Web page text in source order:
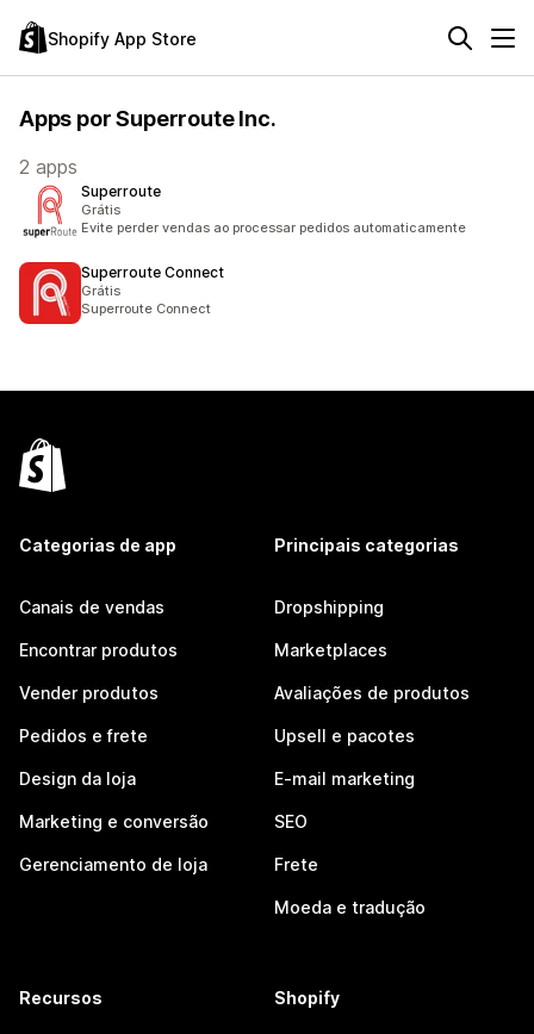
Shopify App Store
Apps por Superroute Inc.
2 apps
Superroute
Grátis
Evite perder vendas ao processar pedidos automaticamente
Superroute Connect
Grátis
Superroute Connect
Categorias de app
Canais de vendas
Encontrar produtos
Vender produtos
Pedidos e frete
Design da loja
Marketing e conversão
Gerenciamento de loja
Principais categorias
Dropshipping
Marketplaces
Avaliações de produtos
Upsell e pacotes
E-mail marketing
SEO
Frete
Moeda e tradução
Recursos Shopify